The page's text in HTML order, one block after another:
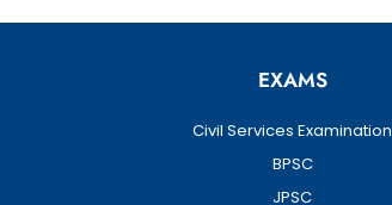
EXAMS
Civil Services Examination
BPSC
JPSC